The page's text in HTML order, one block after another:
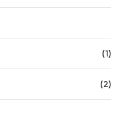
(1)
(2)